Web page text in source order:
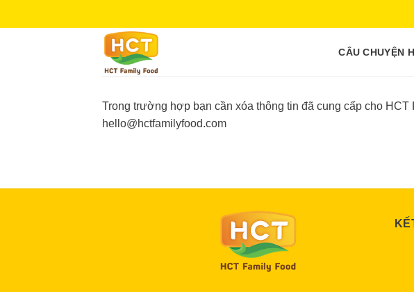
to
CÂU CHUYỆN
Trong trường hợp bạn cần xóa thông tin đã cung cấp cho HCT
hello@hctfamilyfood.com